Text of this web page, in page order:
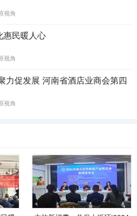
视角
惠民暖人心
视角
力促发展 河南省酒店业商会第四
视角